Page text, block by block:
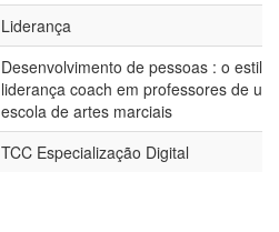
Liderança
Desenvolvimento de pessoas : o estilo
liderança coach em professores de
escola de artes marciais
TCC Especialização Digital